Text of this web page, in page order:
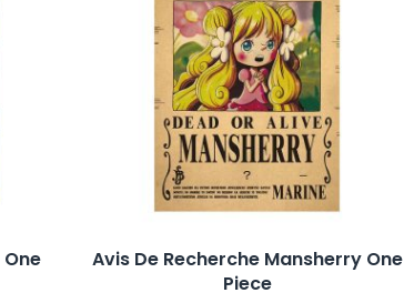
Avis De Recherche Mansherry One
Piece